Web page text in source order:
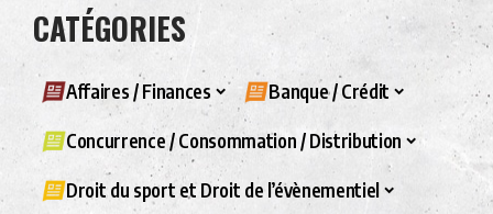
CATÉGORIES
Affaires / Finances Banque / Crédit
Concurrence / Consommation / Distribution
Droit du sport et Droit de l’évènementiel